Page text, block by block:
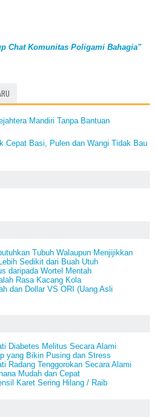
Chat Komunitas Poligami Bahagia"
Mandiri Tanpa Bantuan
Cepat Basi, Pulen dan Wangi Tidak Bau
Tubuh Walaupun Menjijikkan
Sedikit dari Buah Utuh
daripada Wortel Mentah
Rasa Kacang Kola
dan Dollar VS ORI (Uang Asli
Diabetes Melitus Secara Alami
yang Bikin Pusing dan Stress
Radang Tenggorokan Secara Alami
Mudah dan Cepat
Karet Sering Hilang / Raib